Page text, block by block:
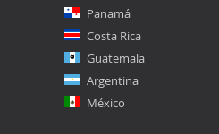
Panamá
Costa Rica
Guatemala
Argentina
México